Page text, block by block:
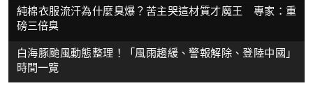
純棉衣服流汗為什麼臭爆？苦主哭這材質才魔王 專家：重
磅三倍臭
白海豚颱風動態整理！「風雨趨緩、警報解除、登陸中國」
時間一覽